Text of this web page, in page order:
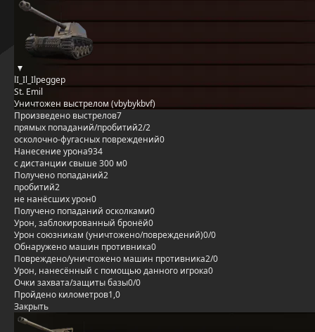
lI_Il_Ilpeggep
St. Emil
Уничтожен выстрелом (vbybykbvf)
Произведено выстрелов7
прямых попаданий/пробитий2/2
осколочно-фугасных повреждений0
Нанесение урона934
с дистанции свыше 300 м0
Получено попаданий2
пробитий2
не нанёсших урон0
Получено попаданий осколками0
Урон, заблокированный бронёй0
Урон союзникам (уничтожено/повреждений)0/0
Обнаружено машин противника0
Повреждено/уничтожено машин противника2/0
Урон, нанесённый с помощью данного игрока0
Очки захвата/защиты базы0/0
Пройдено километров1,0
Закрыть